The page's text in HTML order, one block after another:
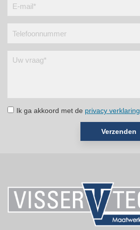
Ik ga akkoord met de privacy verklaring
Verzenden